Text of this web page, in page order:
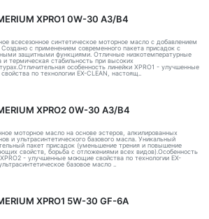
XPRO1 0W-30 A3/B4
всесезонное синтетическое моторное масло с добавлением
Создано с применением современного пакета присадок с
защитными функциями. Отличные низкотемпературные
и термическая стабильность при высоких
особенность линейки XPRO1 - улучшенные
по технологии EX-CLEAN, настоящ..
XPRO2 0W-30 A3/B4
моторное масло на основе эстеров, алкилированных
и ультрасинтетического базового масла. Уникальный
пакет присадок (уменьшение трения и повышение
свойств, борьба с отложениями всех видов).Особенность
- улучшенные моющие свойства по технологии EX-
базовое масло ..
XPRO1 5W-30 GF-6A